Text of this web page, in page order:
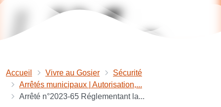
Accueil Vivre au Gosier
Sécurité
Arrêtés municipaux | Autorisation,...
Arrêté n°2023-65 Réglementant la...